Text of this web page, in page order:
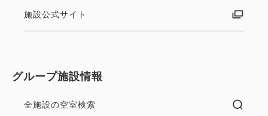
施設公式サイト
グループ施設情報
全施設の空室検索